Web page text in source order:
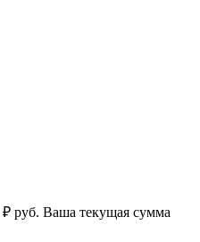
₽ руб. Ваша текущая сумма